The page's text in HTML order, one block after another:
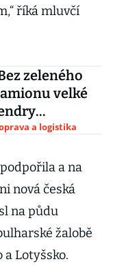
říká mluvčí
zeleného
velké
sílí
a logistika
a na
nová česká
na půdu
žalobě
Lotyšsko.